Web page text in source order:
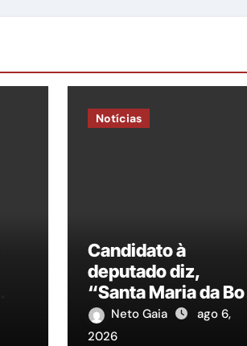
Notícias
Candidato à
deputado diz,
“Santa Maria da Boa
Vista, precisa de um
representante na
Neto Gaia
ago 6,
2026